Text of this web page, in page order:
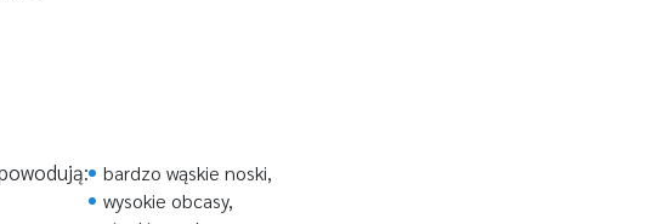
bardzo wąskie noski,
wysokie obcasy,